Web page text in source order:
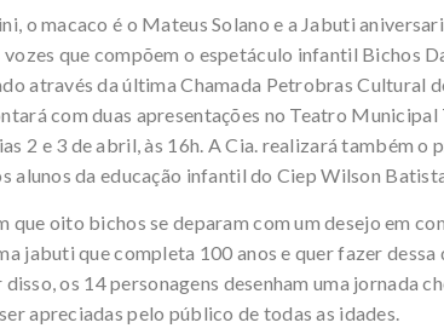
o macaco é o Mateus Solano e a Jabuti
vozes que compõem o espetáculo infantil Bichos
através da última Chamada Petrobras Cultural
com duas apresentações no Teatro Municipal
2 e 3 de abril, às 16h. A Cia. realizará também o
alunos da educação infantil do Ciep Wilson
que oito bichos se deparam com um desejo em
jabuti que completa 100 anos e quer fazer dessa
os 14 personagens desenham uma jornada
apreciadas pelo público de todas as idades.